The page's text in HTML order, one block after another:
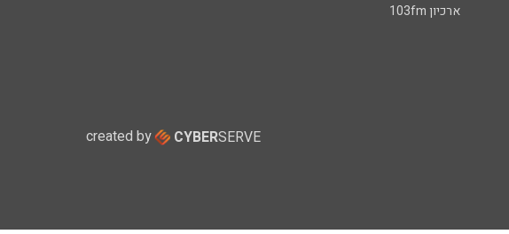
ארכיון 103fm
created by CYBERSERVE